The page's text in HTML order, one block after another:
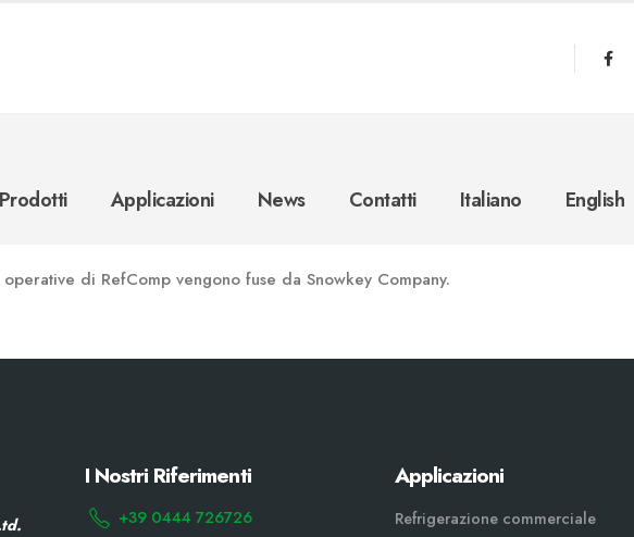
Prodotti Applicazioni News Contatti Italiano English
di RefComp vengono fuse da Snowkey Company.
I Nostri Riferimenti
+39 0444 726726
Applicazioni
Refrigerazione commerciale